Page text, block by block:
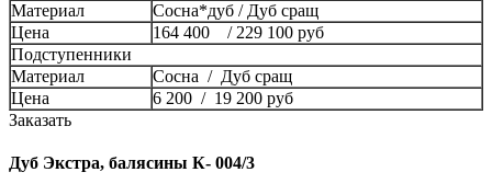
Материал
Сосна*дуб / Дуб сращ
Цена
164 400 / 229 100 руб
Подступенники
Материал
Сосна / Дуб сращ
Цена
6 200 / 19 200 руб
Заказать
Дуб Экстра, балясины К- 004/3